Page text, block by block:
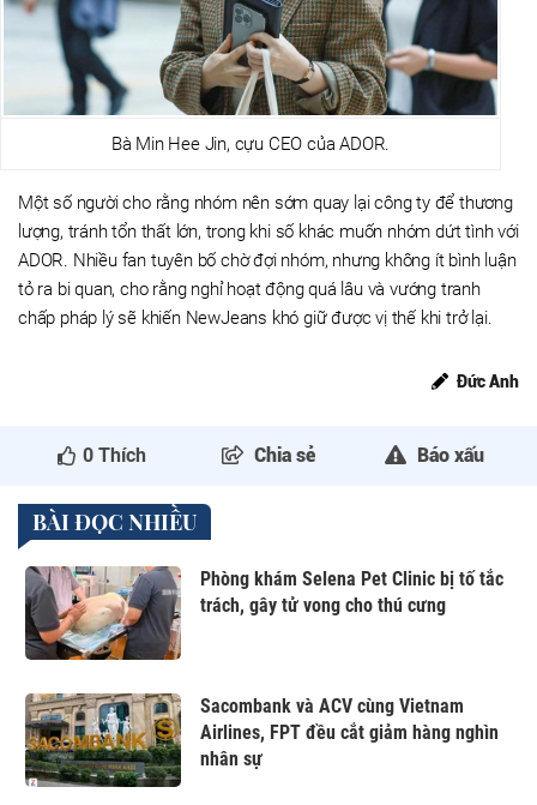
Bà Min Hee Jin, cựu CEO của ADOR.
Một số người cho rằng nhóm nên sớm quay lại công ty để thương
lượng, tránh tổn thất lớn, trong khi số khác muốn nhóm dứt tình với
ADOR. Nhiều fan tuyên bố chờ đợi nhóm, nhưng không ít bình luận
tỏ ra bi quan, cho rằng nghỉ hoạt động quá lâu và vướng tranh
chấp pháp lý sẽ khiến NewJeans khó giữ được vị thế khi trở lại.
Đức Anh
0 Thích Chia sẻ Báo xấu
BÀI ĐỌC NHIỀU
Phòng khám Selena Pet Clinic bị tố tắc
trách, gây tử vong cho thú cưng
Sacombank và ACV cùng Vietnam
Airlines, FPT đều cắt giảm hàng nghìn
nhân sự